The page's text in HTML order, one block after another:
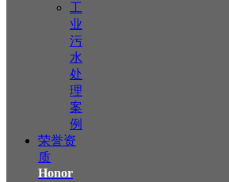
工
业
污
水
处
理
案
例
荣誉资
质
Honor